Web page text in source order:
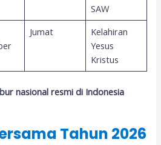
SAW
Jumat
Kelahiran
Yesus
Kristus
nasional resmi di Indonesia
Tahun 2026